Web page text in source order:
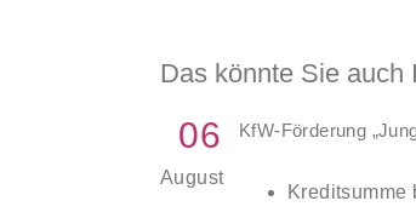
Das könnte Sie auch
06
August
Kreditsumme